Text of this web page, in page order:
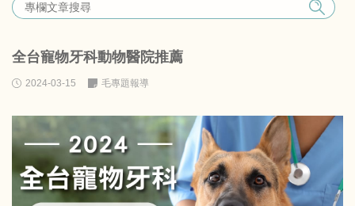
全台寵物牙科動物醫院推薦
2024-03-15 毛專題報導